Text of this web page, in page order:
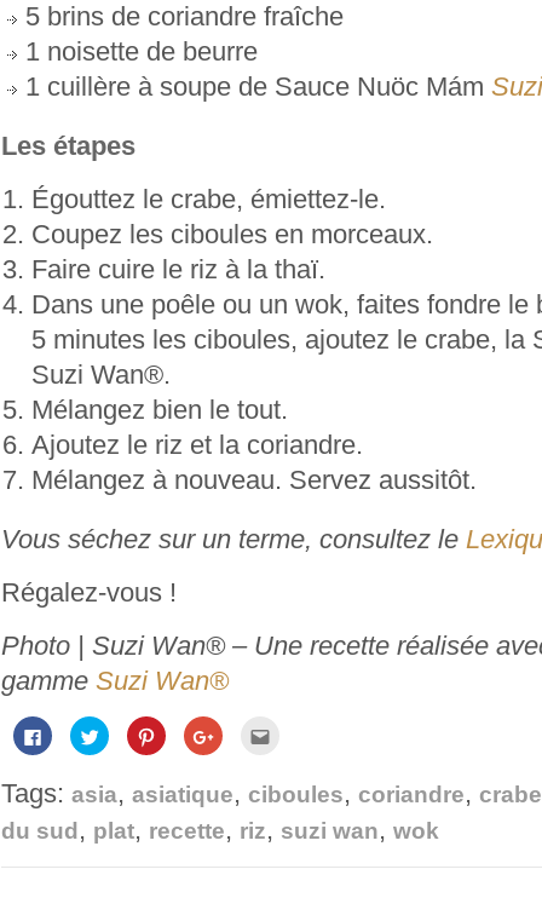
5 brins de coriandre fraîche
1 noisette de beurre
1 cuillère à soupe de Sauce Nuöc Mám
Les étapes
Égouttez le crabe, émiettez-le.
Coupez les ciboules en morceaux.
Faire cuire le riz à la thaï.
Dans une poêle ou un wok, faites fondre le
5 minutes les ciboules, ajoutez le crabe, la
Suzi Wan®.
Mélangez bien le tout.
Ajoutez le riz et la coriandre.
Mélangez à nouveau. Servez aussitôt.
Vous séchez sur un terme, consultez le
Régalez-vous !
Photo | Suzi Wan® – Une recette réalisée
gamme Suzi Wan®
Cliquez
pour
partager
Facebook(ouvre
dans
nouvelle
fenêtre)
Cliquez
pour
partager
Twitter(ouvre
dans
une
nouvelle
fenêtre)
Cliquez
pour
partager
Pinterest(ouvre
dans
nouvelle
Cliquez
pour
Google+
(ouvre
une
nouvelle
fenêtre)
e-
mail
un
dans
Tags: asia, asiatique, ciboules, coriandre, crabe
du sud , plat, recette, riz, suzi wan, wok